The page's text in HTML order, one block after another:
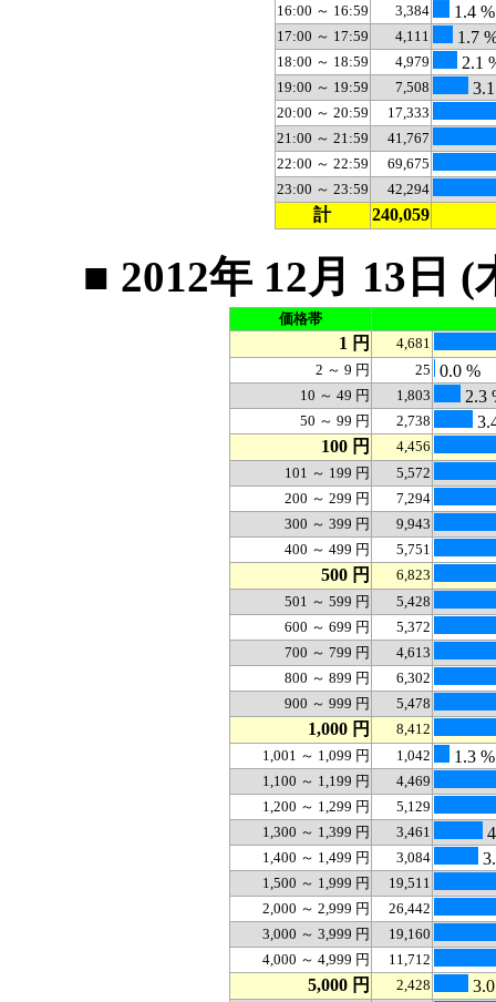
16:00 ～ 16:59 3,384 1.4 %
17:00 ～ 17:59 4,111 1.7
18:00 ～ 18:59 4,979 2.1
19:00 ～ 19:59 7,508
20:00 ～ 20:59
17,333
21:00 ～ 21:59
41,767
22:00 ～ 22:59
69,675
23:00 ～ 23:59
42,294
計 240,059
■ 2012年 12月 13日
価格帯
1 円
4,681
2 ～ 9 円
25 0.0 %
10 ～ 49 円 1,803 2.3
50 ～ 99 円 2,738
100 円
4,456
101 ～ 199 円
5,572
200 ～ 299 円
7,294
300 ～ 399 円
9,943
400 ～ 499 円
5,751
500 円
6,823
501 ～ 599 円
5,428
600 ～ 699 円
5,372
700 ～ 799 円
4,613
800 ～ 899 円
6,302
900 ～ 999 円
5,478
1,000 円
8,412
1,001 ～ 1,099 円
1,042 1.3 %
1,100 ～ 1,199 円
4,469
1,200 ～ 1,299 円
5,129
1,300 ～ 1,399 円
3,461
1,400 ～ 1,499 円 3,084
1,500 ～ 1,999 円
19,511
2,000 ～ 2,999 円
26,442
3,000 ～ 3,999 円
19,160
4,000 ～ 4,999 円
11,712
5,000 円 2,428